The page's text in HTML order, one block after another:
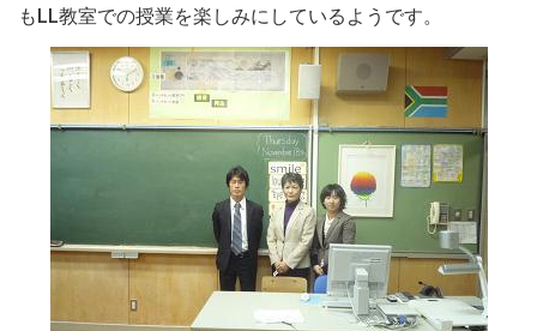
もLL教室での授業を楽しみにしているようです。